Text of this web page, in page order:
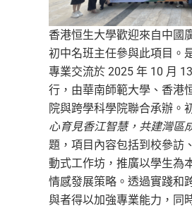
香港恒生大學歡迎來自中國
初中名班主任參與此項目。
專業交流於 2025 年 10 月
行，由華南師範大學、香港
院與跨學科學院聯合承辦。
心育見香江智慧，共建灣區
題，項目內容包括到校參訪
動式工作坊，推廣以學生為
情感發展策略。透過實踐和
與者得以加強專業能力，同